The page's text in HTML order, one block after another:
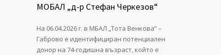
МОБАЛ „д-р Стефан Черкезов“
На 06.04.2026 г. в МБАЛ „Тота Венкова“ –
Габрово е идентифициран потенциален
донор на 74-годишна възраст, който е